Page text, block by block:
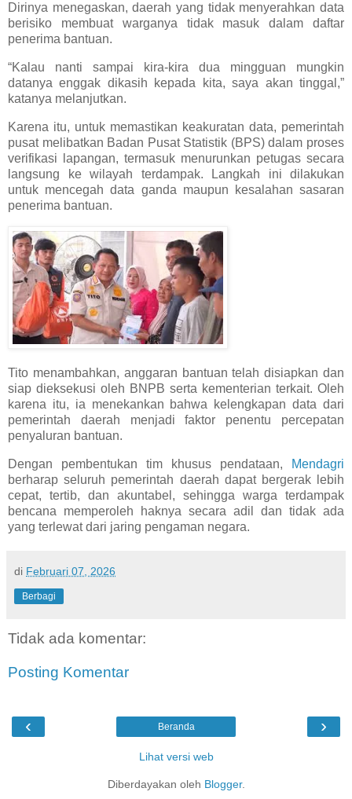
Dirinya menegaskan, daerah yang tidak menyerahkan data
berisiko membuat warganya tidak masuk dalam daftar
penerima bantuan.
“Kalau nanti sampai kira-kira dua mingguan mungkin
datanya enggak dikasih kepada kita, saya akan tinggal,”
katanya melanjutkan.
Karena itu, untuk memastikan keakuratan data, pemerintah
pusat melibatkan Badan Pusat Statistik (BPS) dalam proses
verifikasi lapangan, termasuk menurunkan petugas secara
langsung ke wilayah terdampak. Langkah ini dilakukan
untuk mencegah data ganda maupun kesalahan sasaran
penerima bantuan.
Tito menambahkan, anggaran bantuan telah disiapkan dan
siap dieksekusi oleh BNPB serta kementerian terkait. Oleh
karena itu, ia menekankan bahwa kelengkapan data dari
pemerintah daerah menjadi faktor penentu percepatan
penyaluran bantuan.
Dengan pembentukan tim khusus pendataan, Mendagri
berharap seluruh pemerintah daerah dapat bergerak lebih
cepat, tertib, dan akuntabel, sehingga warga terdampak
bencana memperoleh haknya secara adil dan tidak ada
yang terlewat dari jaring pengaman negara.
di Februari 07, 2026
Berbagi
Tidak ada komentar:
Posting Komentar
‹ ›
Beranda
Lihat versi web
Diberdayakan oleh Blogger.